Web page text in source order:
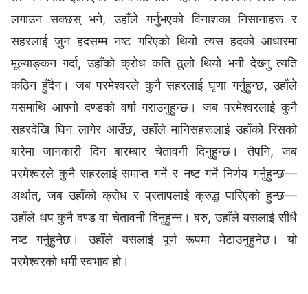
लगाउन सक्छस् भने, उहाँले गर्नुभएको विनाशका निसानाहरू र
सहरलाई जुन हदसम्‍म नष्ट गरिएको थियो त्यस हदको आधारमा
मूल्याङ्कन गर्दा, उहाँको क्रोध कति ठूलो थियो भनी देख्‍नु त्यति
कठिन हुँदैन। जब परमेश्‍वरले कुनै सहरलाई घृणा गर्नुहुन्छ, उहाँले
यसमाथि आफ्‍नो दण्डको वर्षा गराउनुहुन्छ। जब परमेश्‍वरलाई कुनै
सहरदेखि घिन लागेर आउँछ, उहाँले मानिसहरूलाई उहाँको रिसको
बारेमा जानकारी दिन बारम्‍बार चेतावनी दिनुहुन्छ। तैपनि, जब
परमेश्‍वरले कुनै सहरलाई समाप्त गर्ने र नष्ट गर्ने निर्णय गर्नुहुन्छ—
अर्थात्, जब उहाँको क्रोध र प्रतापलाई क्रुद्ध पारिएको हुन्छ—
उहाँले थप कुनै दण्ड वा चेतावनी दिनुहुन्‍न। बरु, उहाँले यसलाई सीधै
नष्ट गर्नुहुनेछ। उहाँले यसलाई पूर्ण रूपमा मेटाउनुहुनेछ। यो
परमेश्‍वरको धर्मी स्वभाव हो।